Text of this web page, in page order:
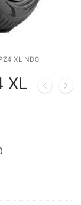
XL ND0
XL